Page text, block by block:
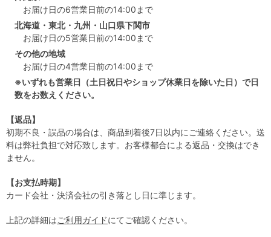
お届け日の6営業日前の14:00まで
北海道・東北・九州・山口県下関市
お届け日の5営業日前の14:00まで
その他の地域
お届け日の4営業日前の14:00まで
※いずれも営業日（土日祝日やショップ休業日を除いた日）で日
数をお数えください。
【返品】
初期不良・誤品の場合は、商品到着後7日以内にご連絡ください。送
料は弊社負担で対応致します。お客様都合による返品・交換はでき
ません。
【お支払時期】
カード会社・決済会社の引き落とし日に準じます。
上記の詳細はご利用ガイドにてご確認ください。